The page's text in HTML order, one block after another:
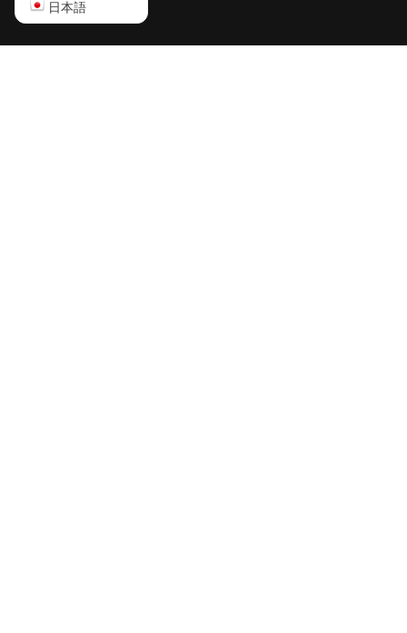
日本語
English